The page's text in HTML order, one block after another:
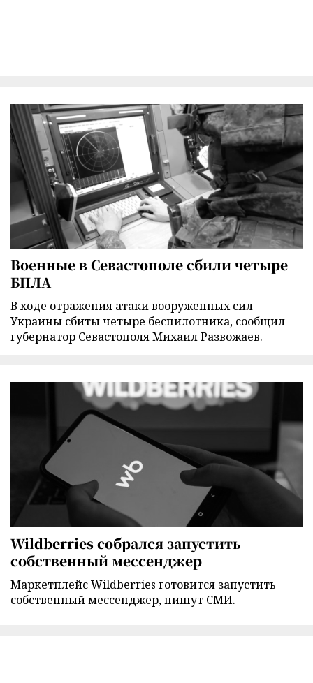
Военные в Севастополе сбили четыре
БПЛА
В ходе отражения атаки вооруженных сил
Украины сбиты четыре беспилотника, сообщил
губернатор Севастополя Михаил Развожаев.
Wildberries собрался запустить
собственный мессенджер
Маркетплейс Wildberries готовится запустить
собственный мессенджер, пишут СМИ.